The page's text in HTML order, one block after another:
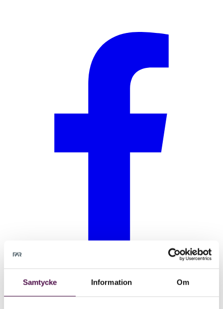
Samtycke Information Om